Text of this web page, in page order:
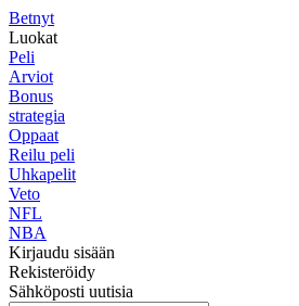
Betnyt
Luokat
Peli
Arviot
Bonus
strategia
Oppaat
Reilu peli
Uhkapelit
Veto
NFL
NBA
Kirjaudu sisään
Rekisteröidy
Sähköposti uutisia